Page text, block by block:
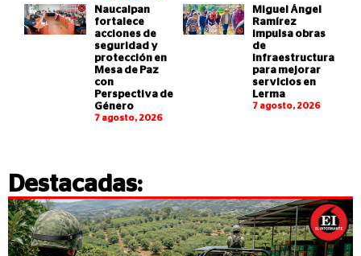
Naucalpan
fortalece
acciones de
seguridad y
protección en
Mesa de Paz
con
Perspectiva de
Género
7 agosto, 2026
Miguel Ángel
Ramírez
impulsa obras
de
infraestructura
para mejorar
servicios en
Lerma
7 agosto, 2026
Destacadas: